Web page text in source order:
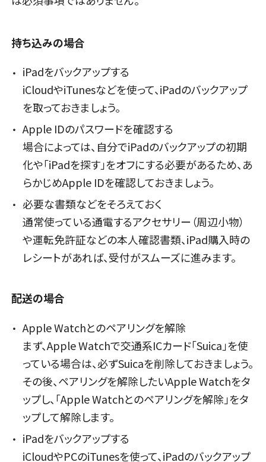
持ち込みの場合
iPadをバックアップする
iCloudやiTunesなどを使って、iPadのバックアップ
を取っておきましょう。
Apple IDのパスワードを確認する
場合によっては、自分でiPadのバックアップの初期
化や「iPadを探す」をオフにする必要があるため、あ
らかじめApple IDを確認しておきましょう。
必要な書類などをそろえておく
通常使っている通電するアクセサリー（周辺小物）
や運転免許証などの本人確認書類、iPad購入時の
レシートがあれば、受付がスムーズに進みます。
配送の場合
Apple Watchとのペアリングを解除
まず、Apple Watchで交通系ICカード「Suica」を使
っている場合は、必ずSuicaを削除しておきましょう。
その後、ペアリングを解除したいApple Watchをタ
ップし、「Apple Watchとのペアリングを解除」をタ
ップして解除します。
iPadをバックアップする
iCloudやPCのiTunesを使って、iPadのバックアップ